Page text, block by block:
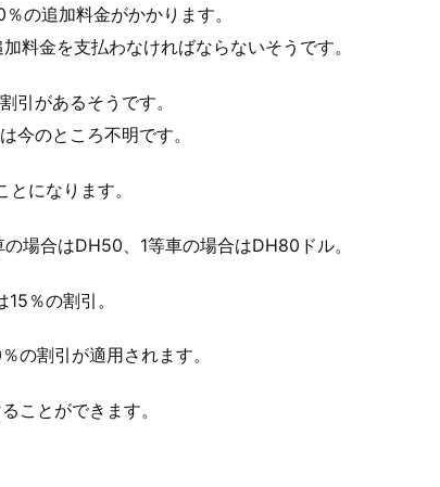
の追加料金がかかります。
料金を支払わなければならないそうです。
引があるそうです。
今のところ不明です。
になります。
場合はDH50、1等車の場合はDH80ドル。
％の割引。
の割引が適用されます。
ことができます。